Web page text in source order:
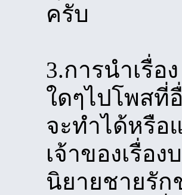
ครับ
3.การนำเรื่
ใดๆไปโพสที่
จะทำได้หรือ
เจ้าของเรื่อ
นิยายชายรัก